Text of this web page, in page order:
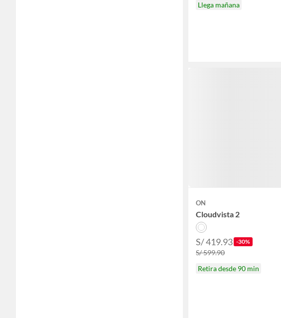
Llega mañana
ON
Cloudvista 2
S/ 419.93 -30%
S/ 599.90
Retira desde 90 min